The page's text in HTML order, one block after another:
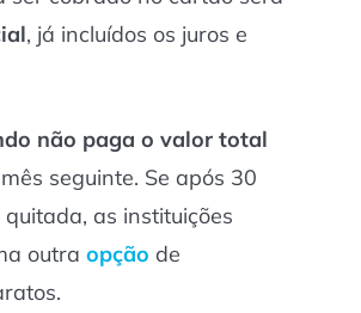
, já incluídos os juros e
não paga o valor total
seguinte. Se após 30
as instituições
outra opção de